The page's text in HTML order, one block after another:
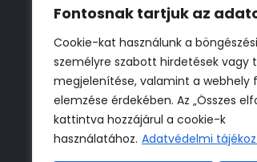
Fontosnak tartjuk az
Cookie-kat használunk a
személyre szabott hirdetések vagy
megjelenítése, valamint a webhely
elemzése érdekében. Az „Összes
kattintva hozzájárul a cookie-k
használatához. Adatvédelmi